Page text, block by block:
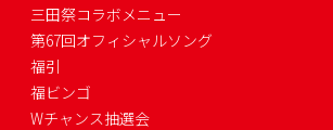
三田祭コラボメニュー
第67回オフィシャルソング
福引
福ビンゴ
Wチャンス抽選会